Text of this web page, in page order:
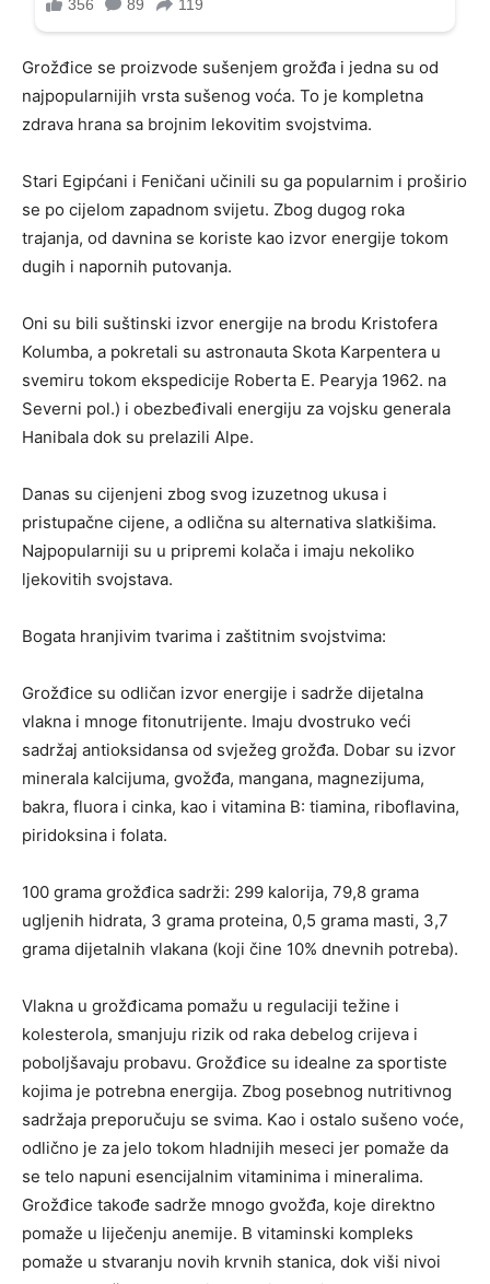
Grožđice se proizvode sušenjem grožđa i jedna su od
najpopularnijih vrsta sušenog voća. To je kompletna
zdrava hrana sa brojnim lekovitim svojstvima.
Stari Egipćani i Feničani učinili su ga popularnim i proširio
se po cijelom zapadnom svijetu. Zbog dugog roka
trajanja, od davnina se koriste kao izvor energije tokom
dugih i napornih putovanja.
Oni su bili suštinski izvor energije na brodu Kristofera
Kolumba, a pokretali su astronauta Skota Karpentera u
svemiru tokom ekspedicije Roberta E. Pearyja 1962. na
Severni pol.) i obezbeđivali energiju za vojsku generala
Hanibala dok su prelazili Alpe.
Danas su cijenjeni zbog svog izuzetnog ukusa i
pristupačne cijene, a odlična su alternativa slatkišima.
Najpopularniji su u pripremi kolača i imaju nekoliko
ljekovitih svojstava.
Bogata hranjivim tvarima i zaštitnim svojstvima:
Grožđice su odličan izvor energije i sadrže dijetalna
vlakna i mnoge fitonutrijente. Imaju dvostruko veći
sadržaj antioksidansa od svježeg grožđa. Dobar su izvor
minerala kalcijuma, gvožđa, mangana, magnezijuma,
bakra, fluora i cinka, kao i vitamina B: tiamina, riboflavina,
piridoksina i folata.
100 grama grožđica sadrži: 299 kalorija, 79,8 grama
ugljenih hidrata, 3 grama proteina, 0,5 grama masti, 3,7
grama dijetalnih vlakana (koji čine 10% dnevnih potreba).
Vlakna u grožđicama pomažu u regulaciji težine i
kolesterola, smanjuju rizik od raka debelog crijeva i
poboljšavaju probavu. Grožđice su idealne za sportiste
kojima je potrebna energija. Zbog posebnog nutritivnog
sadržaja preporučuju se svima. Kao i ostalo sušeno voće,
odlično je za jelo tokom hladnijih meseci jer pomaže da
se telo napuni esencijalnim vitaminima i mineralima.
Grožđice takođe sadrže mnogo gvožđa, koje direktno
pomaže u liječenju anemije. B vitaminski kompleks
pomaže u stvaranju novih krvnih stanica, dok viši nivoi